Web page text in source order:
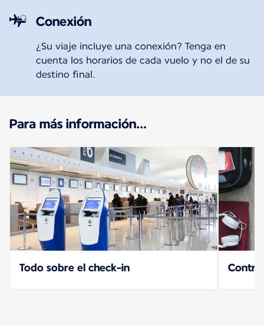
Conexión
¿Su viaje incluye una conexión? Tenga en
cuenta los horarios de cada vuelo y no el de su
destino final.
Para más información…
Todo sobre el check-in